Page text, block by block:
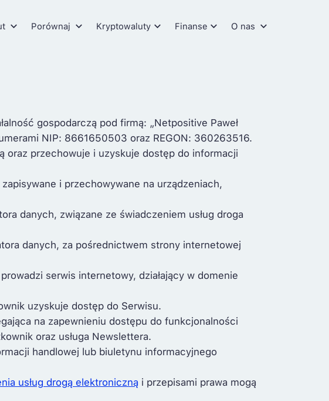
Porównaj Kryptowaluty Finanse O nas
gospodarczą pod firmą: „Netpositive Paweł
NIP: 8661650503 oraz REGON: 360263516.
oraz przechowuje i uzyskuje dostęp do informacji
i przechowywane na urządzeniach,
danych, związane ze świadczeniem usług droga
danych, za pośrednictwem strony internetowej
serwis internetowy, działający w domenie
uzyskuje dostęp do Serwisu.
na zapewnieniu dostępu do funkcjonalności
oraz usługa Newslettera.
handlowej lub biuletynu informacyjnego
usług drogą elektroniczną i przepisami prawa mogą